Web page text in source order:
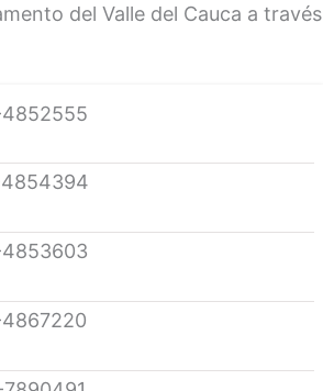
del Valle del Cauca a través